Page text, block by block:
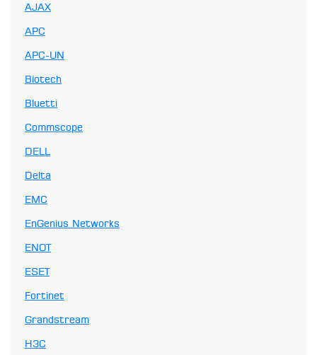
AJAX
APC
APC-UN
Biotech
Bluetti
Commscope
DELL
Delta
EMC
EnGenius Networks
ENOT
ESET
Fortinet
Grandstream
H3C